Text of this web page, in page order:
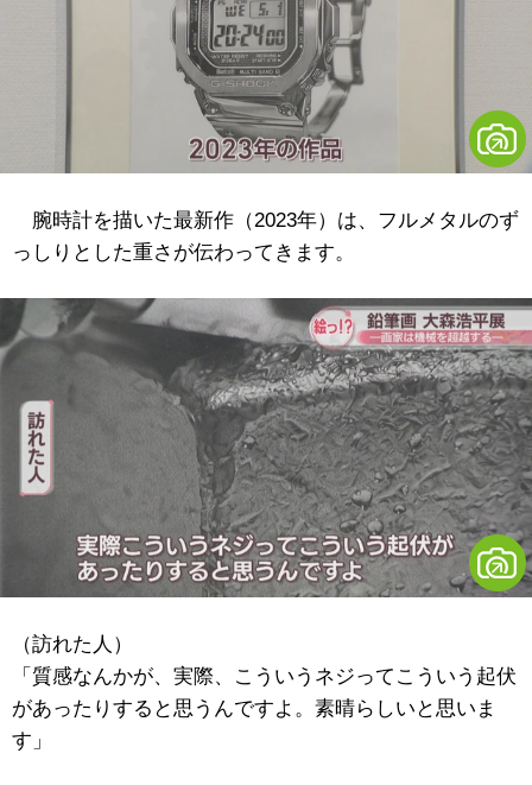
腕時計を描いた最新作（2023年）は、フルメタルのず
っしりとした重さが伝わってきます。
（訪れた人）
「質感なんかが、実際、こういうネジってこういう起伏
があったりすると思うんですよ。素晴らしいと思いま
す」